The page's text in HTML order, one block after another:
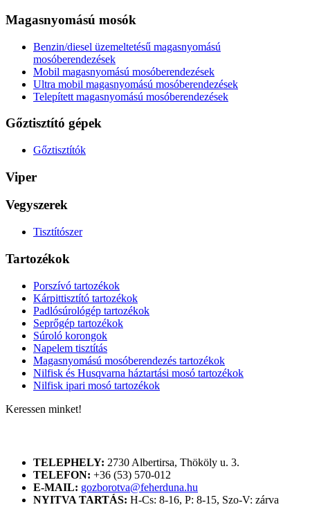
Magasnyomású mosók
Benzin/diesel üzemeltetésű magasnyomású
mosóberendezések
Mobil magasnyomású mosóberendezések
Ultra mobil magasnyomású mosóberendezések
Telepített magasnyomású mosóberendezések
Gőztisztító gépek
Gőztisztítók
Viper
Vegyszerek
Tisztítószer
Tartozékok
Porszívó tartozékok
Kárpittisztító tartozékok
Padlósúrológép tartozékok
Seprőgép tartozékok
Súroló korongok
Napelem tisztítás
Magasnyomású mosóberendezés tartozékok
Nilfisk és Husqvarna háztartási mosó tartozékok
Nilfisk ipari mosó tartozékok
Keressen minket!
TELEPHELY: 2730 Albertirsa, Thököly u. 3.
TELEFON: +36 (53) 570-012
E-MAIL: gozborotva@feherduna.hu
NYITVA TARTÁS: H-Cs: 8-16, P: 8-15, Szo-V: zárva